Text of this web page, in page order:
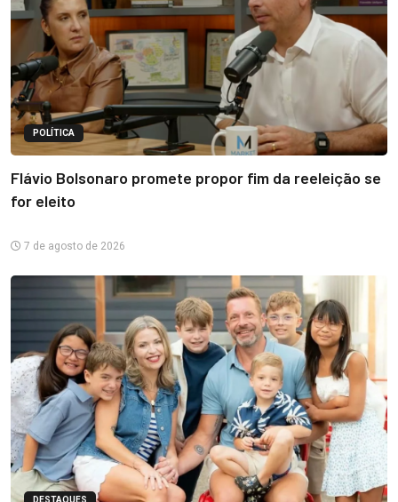
POLÍTICA
Flávio Bolsonaro promete propor fim da reeleição se
for eleito
7 de agosto de 2026
DESTAQUES